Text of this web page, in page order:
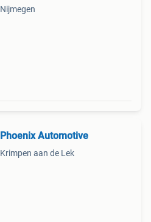
Nijmegen
Phoenix Automotive
Krimpen aan de Lek